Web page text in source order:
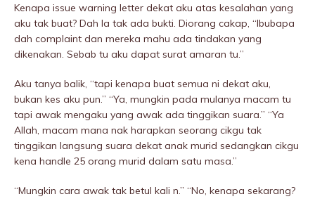
Kenapa issue warning letter dekat aku atas kesalahan yang
aku tak buat? Dah la tak ada bukti. Diorang cakap, “Ibubapa
dah complaint dan mereka mahu ada tindakan yang
dikenakan. Sebab tu aku dapat surat amaran tu.”
Aku tanya balik, “tapi kenapa buat semua ni dekat aku,
bukan kes aku pun.” “Ya, mungkin pada mulanya macam tu
tapi awak mengaku yang awak ada tinggikan suara.” “Ya
Allah, macam mana nak harapkan seorang cikgu tak
tinggikan langsung suara dekat anak murid sedangkan cikgu
kena handle 25 orang murid dalam satu masa.”
“Mungkin cara awak tak betul kali n.” “No, kenapa sekarang?